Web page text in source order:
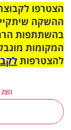
ההשקה
בהשתתפות
המקומות
להצטרפות